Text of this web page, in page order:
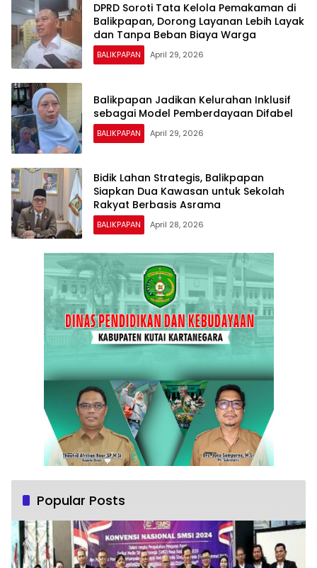
DPRD Soroti Tata Kelola Pemakaman di
Balikpapan, Dorong Layanan Lebih Layak
dan Tanpa Beban Biaya Warga
BALIKPAPAN April 29, 2026
Balikpapan Jadikan Kelurahan Inklusif
sebagai Model Pemberdayaan Difabel
BALIKPAPAN April 29, 2026
Bidik Lahan Strategis, Balikpapan
Siapkan Dua Kawasan untuk Sekolah
Rakyat Berbasis Asrama
BALIKPAPAN April 28, 2026
Popular Posts